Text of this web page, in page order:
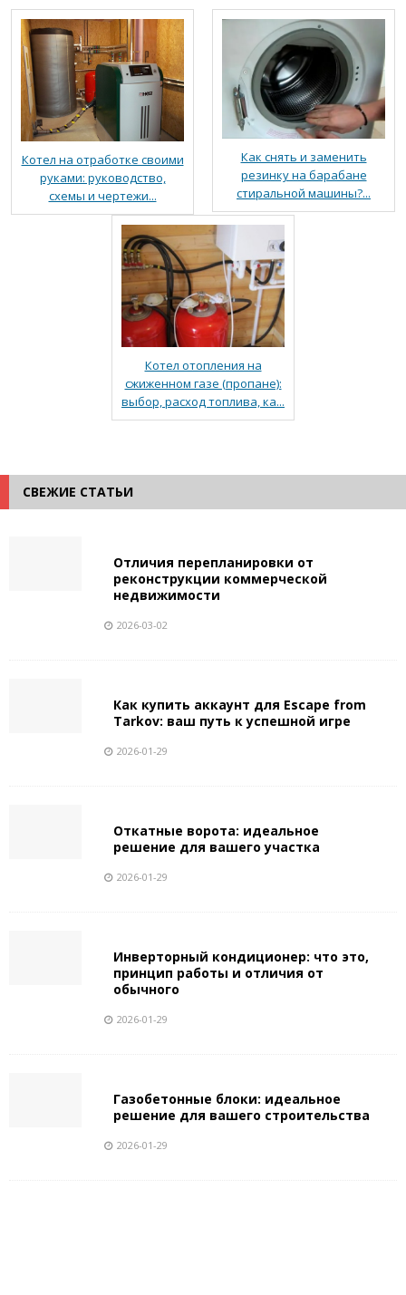
Котел на отработке своими
руками: руководство,
схемы и чертежи...
Как снять и заменить
резинку на барабане
стиральной машины?...
Котел отопления на
сжиженном газе (пропане):
выбор, расход топлива, ка...
СВЕЖИЕ СТАТЬИ
Отличия перепланировки от
реконструкции коммерческой
недвижимости
2026-03-02
Как купить аккаунт для Escape from
Tarkov: ваш путь к успешной игре
2026-01-29
Откатные ворота: идеальное
решение для вашего участка
2026-01-29
Инверторный кондиционер: что это,
принцип работы и отличия от
обычного
2026-01-29
Газобетонные блоки: идеальное
решение для вашего строительства
2026-01-29